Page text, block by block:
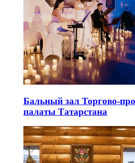
Бальный зал Торгово-
палаты Татарстана